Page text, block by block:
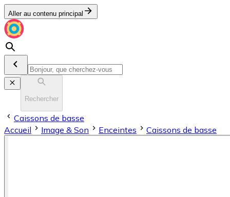
Aller au contenu principal
Rechercher
Caissons de basse
Accueil
Image & Son Enceintes Caissons de basse